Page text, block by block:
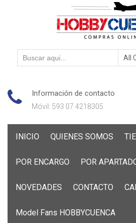
Información de contacto
Móvil: 593 07 4218305
INICIO QUIENES SOMOS
POR ENCARGO POR
NOVEDADES CONTACTO
Model Fans HOBBYCUENCA